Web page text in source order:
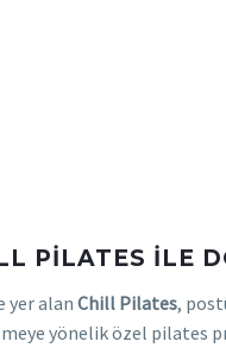
PILATES ILE
yer alan Chill Pilates,
yönelik özel pilates